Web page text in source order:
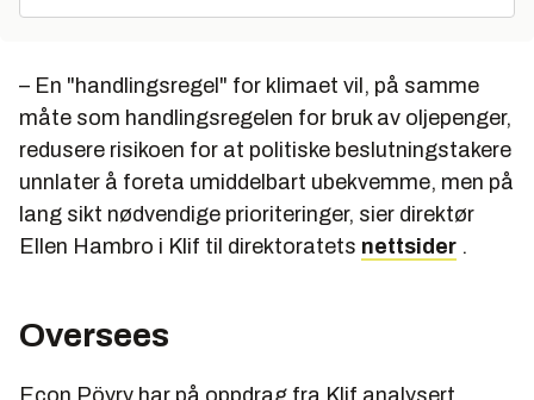
– En "handlingsregel" for klimaet vil, på samme
måte som handlingsregelen for bruk av oljepenger,
redusere risikoen for at politiske beslutningstakere
unnlater å foreta umiddelbart ubekvemme, men på
lang sikt nødvendige prioriteringer, sier direktør
Ellen Hambro i Klif til direktoratets nettsider .
Oversees
Econ Pöyry har på oppdrag fra Klif analysert